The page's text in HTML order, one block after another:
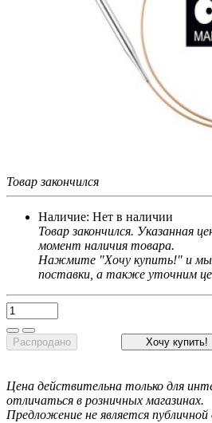
Товар закончился
Наличие: Нет в наличии
Товар закончился. Указанная
момент наличия товара.
Нажмите "Хочу купить!" и мы
поставки, а также уточним
Распродано Хочу купить!
Цена действительна только для
отличаться в розничных магазинах.
Предложение не является